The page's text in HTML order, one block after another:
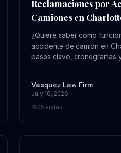
Reclamaciones por
Camiones en
Que Debe Saber
¿Quiere saber cómo
accidente de camión en
pasos clave, cronogramas
Vasquez Law Firm
July 16, 2026
25 vistas
2026Cómo Funcionan los